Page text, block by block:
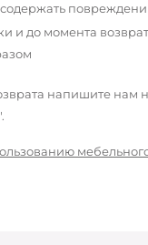
и до момента
напишите нам